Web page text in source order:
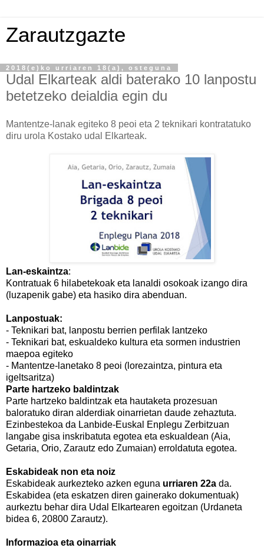
Zarautzgazte
2018(e)ko urriaren 18(a), osteguna
Udal Elkarteak aldi baterako 10 lanpostu
betetzeko deialdia egin du
Mantentze-lanak egiteko 8 peoi eta 2 teknikari kontratatuko
diru urola Kostako udal Elkarteak.
Lan-eskaintza:
Kontratuak 6 hilabetekoak eta lanaldi osokoak izango dira
(luzapenik gabe) eta hasiko dira abenduan.
Lanpostuak:
- Teknikari bat, lanpostu berrien perfilak lantzeko
- Teknikari bat, eskualdeko kultura eta sormen industrien
maepoa egiteko
- Mantentze-lanetako 8 peoi (lorezaintza, pintura eta
igeltsaritza)
Parte hartzeko baldintzak
Parte hartzeko baldintzak eta hautaketa prozesuan
baloratuko diran alderdiak oinarrietan daude zehaztuta.
Ezinbestekoa da Lanbide-Euskal Enplegu Zerbitzuan
langabe gisa inskribatuta egotea eta eskualdean (Aia,
Getaria, Orio, Zarautz edo Zumaian) erroldatuta egotea.
Eskabideak non eta noiz
Eskabideak aurkezteko azken eguna urriaren 22a da.
Eskabidea (eta eskatzen diren gainerako dokumentuak)
aurkeztu behar dira Udal Elkartearen egoitzan (Urdaneta
bidea 6, 20800 Zarautz).
Informazioa eta oinarriak